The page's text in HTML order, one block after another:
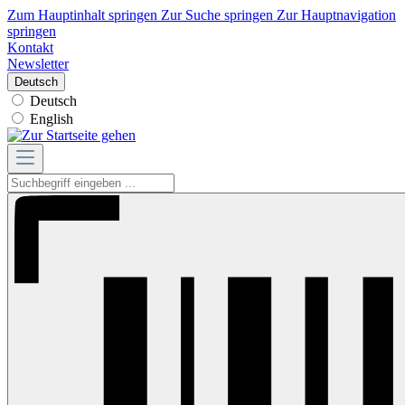
Zum Hauptinhalt springen Zur Suche springen Zur Hauptnavigation
springen
Kontakt
Newsletter
Deutsch
Deutsch
English